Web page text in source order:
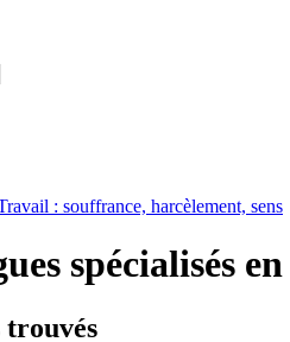
: souffrance, harcèlement, sens
spécialisés en
trouvés